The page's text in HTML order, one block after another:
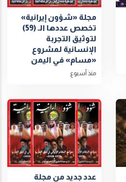
مجلة «شؤون إيرانية»
تخصص عددها الـ (59)
لتوثيق التجربة
الإنسانية لمشروع
«مسام» في اليمن
منذ أسبوع
عدد جديد من مجلة